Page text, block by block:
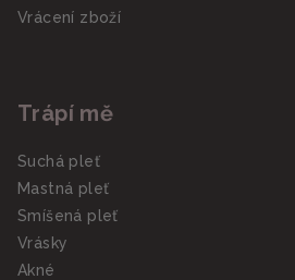
Vrácení zboží
Trápí mě
Suchá pleť
Mastná pleť
Smíšená pleť
Vrásky
Akné